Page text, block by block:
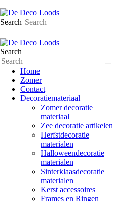
Search
Search
Home
Zomer
Contact
Decoratiemateriaal
Zomer decoratie
materiaal
Zee decoratie artikelen
Herfstdecoratie
materialen
Halloweendecoratie
materialen
Sinterklaasdecoratie
materialen
Kerst accessoires
Frames en Ringen